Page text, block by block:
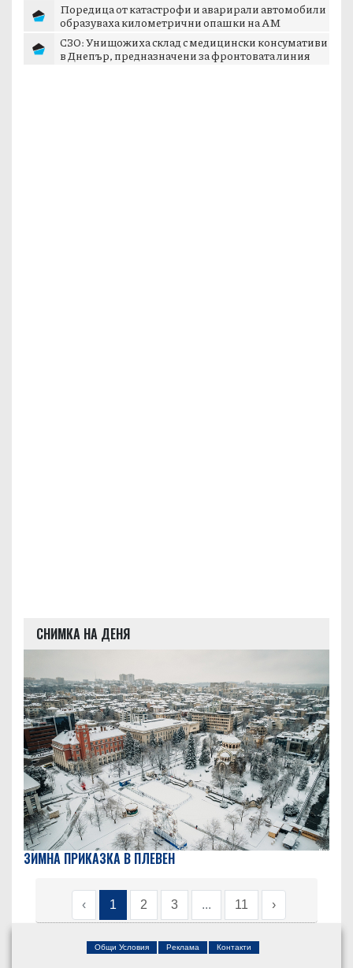
Поредица от катастрофи и аварирали автомобили
образуваха километрични опашки на АМ
„Тракия...
СЗО: Унищожиха склад с медицински консумативи
в Днепър, предназначени за фронтовата линия
СНИМКА НА ДЕНЯ
ЗИМНА ПРИКАЗКА В ПЛЕВЕН
‹ 1 2 3 ... 11 ›
Общи Условия Реклама Контакти